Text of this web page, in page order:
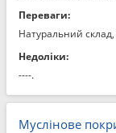
Переваги:
Натуральний
Недоліки:
----.
Муслінове